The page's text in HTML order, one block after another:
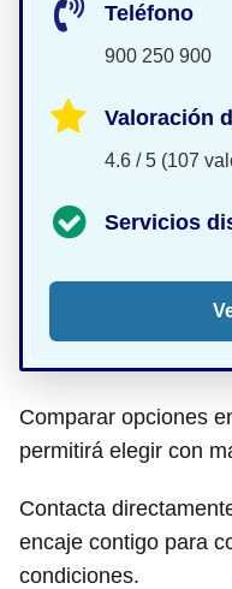
Teléfono
900 250 900
Valoración
4.6 / 5 (107
Servicios
Comparar opciones
permitirá elegir con
Contacta
encaje contigo para
condiciones.